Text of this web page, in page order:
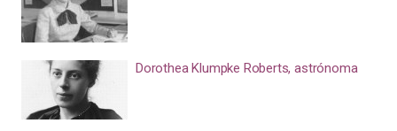
Dorothea Klumpke Roberts, astrónoma